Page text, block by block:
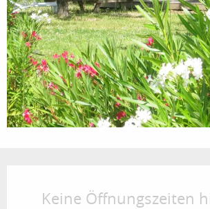
Keine Öffnungszeiten